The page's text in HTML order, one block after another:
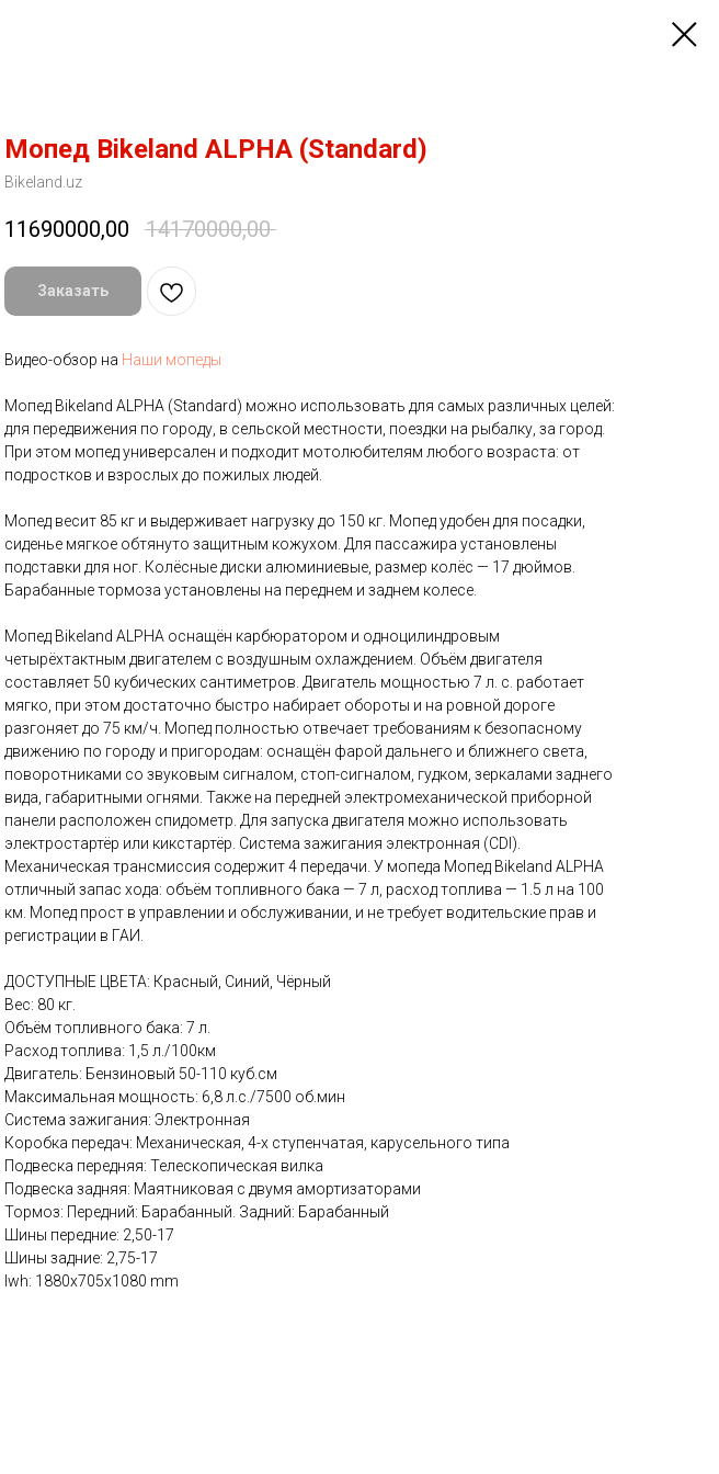
Мопед Bikeland ALPHA (Standard)
Bikeland.uz
11690000,00 14170000,00
Заказать
Видео-обзор на Наши мопеды
Мопед Bikeland ALPHA (Standard) можно использовать для самых различных целей:
для передвижения по городу, в сельской местности, поездки на рыбалку, за город.
При этом мопед универсален и подходит мотолюбителям любого возраста: от
подростков и взрослых до пожилых людей.
Мопед весит 85 кг и выдерживает нагрузку до 150 кг. Мопед удобен для посадки,
сиденье мягкое обтянуто защитным кожухом. Для пассажира установлены
подставки для ног. Колёсные диски алюминиевые, размер колёс — 17 дюймов.
Барабанные тормоза установлены на переднем и заднем колесе.
Мопед Bikeland ALPHA оснащён карбюратором и одноцилиндровым
четырёхтактным двигателем с воздушным охлаждением. Объём двигателя
составляет 50 кубических сантиметров. Двигатель мощностью 7 л. с. работает
мягко, при этом достаточно быстро набирает обороты и на ровной дороге
разгоняет до 75 км/ч. Мопед полностью отвечает требованиям к безопасному
движению по городу и пригородам: оснащён фарой дальнего и ближнего света,
поворотниками со звуковым сигналом, стоп-сигналом, гудком, зеркалами заднего
вида, габаритными огнями. Также на передней электромеханической приборной
панели расположен спидометр. Для запуска двигателя можно использовать
электростартёр или кикстартёр. Система зажигания электронная (CDI).
Механическая трансмиссия содержит 4 передачи. У мопеда Мопед Bikeland ALPHA
отличный запас хода: объём топливного бака — 7 л, расход топлива — 1.5 л на 100
км. Мопед прост в управлении и обслуживании, и не требует водительские прав и
регистрации в ГАИ.
ДОСТУПНЫЕ ЦВЕТА: Красный, Синий, Чёрный
Вес: 80 кг.
Объём топливного бака: 7 л.
Расход топлива: 1,5 л./100км
Двигатель: Бензиновый 50-110 куб.см
Максимальная мощность: 6,8 л.с./7500 об.мин
Система зажигания: Электронная
Коробка передач: Механическая, 4-х ступенчатая, карусельного типа
Подвеска передняя: Телескопическая вилка
Подвеска задняя: Маятниковая с двумя амортизаторами
Тормоз: Передний: Барабанный. Задний: Барабанный
Шины передние: 2,50-17
Шины задние: 2,75-17
lwh: 1880x705x1080 mm